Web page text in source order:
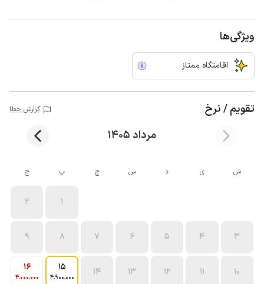
ویژگی‌ها
اقامتگاه ممتاز
تقویم / نرخ گزارش خطا
مرداد 1405
ش ی د س چ پ ج
1
2
3
4
5
6
7
8
9
10
11
12
13
14
15
4٬900٬000
16
4٬000٬000